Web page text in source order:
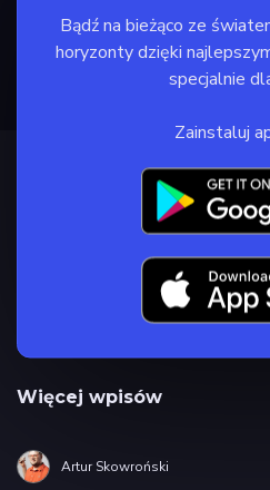
Bądź na bieżąco ze
horyzonty dzięki
specjalnie
Zainstaluj
Więcej wpisów
Artur Skowroński